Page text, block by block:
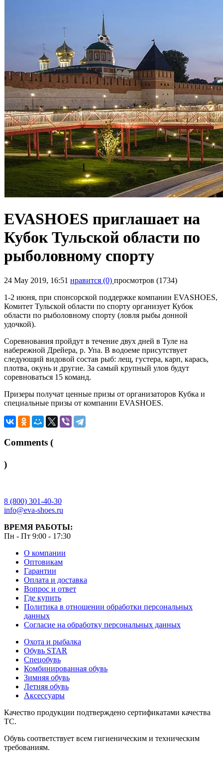
EVASHOES приглашает на
Кубок Тульской области по
рыболовному спорту
24 May 2019, 16:51 нравится (0) просмотров (1734)
1-2 июня, при спонсорской поддержке компании EVASHOES,
Комитет Тульской области по спорту организует Кубок
области по рыболовному спорту (ловля рыбы донной
удочкой).
Соревнования пройдут в течение двух дней в Туле на
набережной Дрейера, р. Упа. В водоеме присутствует
следующий видовой состав рыб: лещ, густера, карп, карась,
плотва, окунь и другие. За самый крупный улов будут
соревноваться 15 команд.
Призеры получат ценные призы от организаторов Кубка и
специальные призы от компании EVASHOES.
Comments (
)
8 (800) 301-40-30
info@eva-shoes.ru
ВРЕМЯ РАБОТЫ:
Пн - Пт 9:00 - 17:30
О компании
Оптовикам
Гарантии
Оплата и доставка
Вопрос и ответ
Где купить
Политика в отношении обработки персональных
данных
Согласие на обработку персональных данных
Охота и рыбалка
Обувь STAR
Спецобувь
Комбинированная обувь
Зимняя обувь
Летняя обувь
Аксессуары
Качество продукции подтверждено сертификатами качества
ТС.
Обувь соответствует всем гигиеническим и техническим
требованиям.